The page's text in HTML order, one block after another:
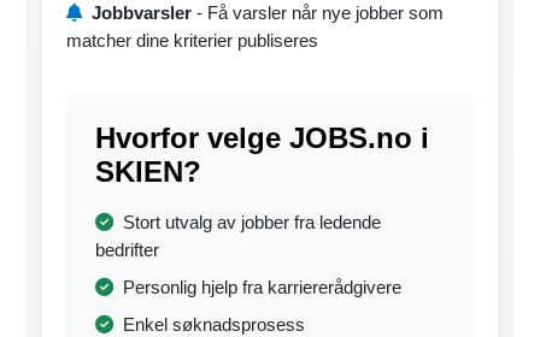
Jobbvarsler - Få varsler når nye jobber som
matcher dine kriterier publiseres
Hvorfor velge JOBS.no i
SKIEN?
Stort utvalg av jobber fra ledende
bedrifter
Personlig hjelp fra karriererådgivere
Enkel søknadsprosess